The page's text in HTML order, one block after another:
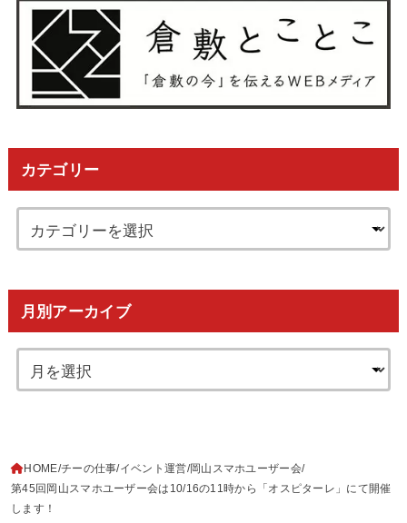
カテゴリー
月別アーカイブ
HOME チーの仕事 イベント運営 岡山スマホユーザー会
第45回岡山スマホユーザー会は10/16の11時から「オスピターレ」にて開催
します！